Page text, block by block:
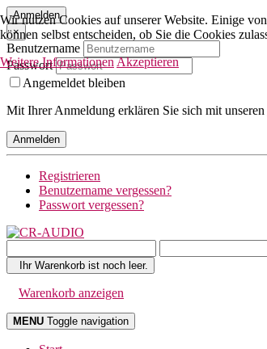
Anmelden
×
Benutzername
Passwort
Angemeldet bleiben
Mit Ihrer Anmeldung erklären Sie sich mit unseren
Anmelden
Registrieren
Benutzername vergessen?
Passwort vergessen?
Ihr Warenkorb ist noch leer.
Warenkorb anzeigen
MENU Toggle navigation
Wir nutzen Cookies auf unserer Website. Einige
können selbst entscheiden, ob Sie die Cookies
Weitere InformationenAkzeptieren